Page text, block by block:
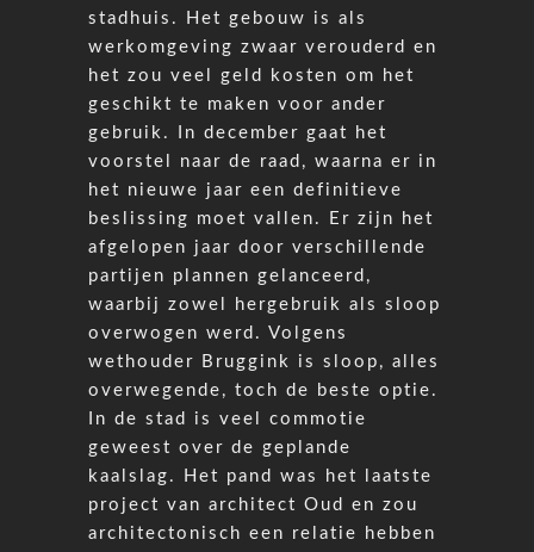
stadhuis. Het gebouw is als
werkomgeving zwaar verouderd en
het zou veel geld kosten om het
geschikt te maken voor ander
gebruik. In december gaat het
voorstel naar de raad, waarna er in
het nieuwe jaar een definitieve
beslissing moet vallen. Er zijn het
afgelopen jaar door verschillende
partijen plannen gelanceerd,
waarbij zowel hergebruik als sloop
overwogen werd. Volgens
wethouder Bruggink is sloop, alles
overwegende, toch de beste optie.
In de stad is veel commotie
geweest over de geplande
kaalslag. Het pand was het laatste
project van architect Oud en zou
architectonisch een relatie hebben